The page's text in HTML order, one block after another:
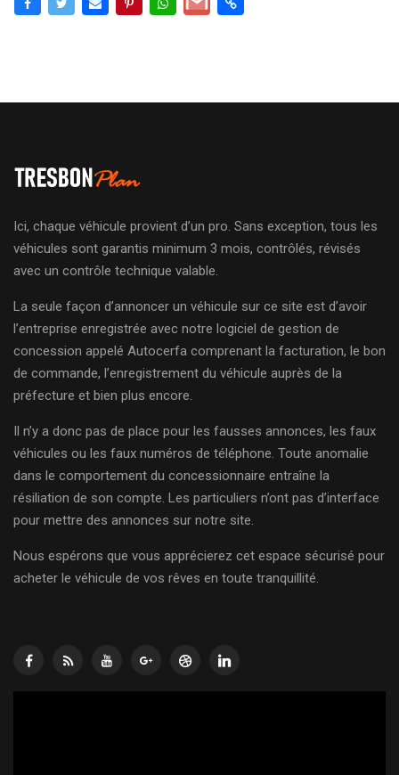
Ici, chaque véhicule provient d’un pro. Sans exception, tous les
véhicules sont garantis minimum 3 mois, contrôlés, révisés
avec un contrôle technique valable.
La seule façon d’annoncer un véhicule sur ce site est d’avoir
l’entreprise enregistrée avec notre logiciel de gestion de
concession appelé Autocerfa comprenant la facturation, le bon
de commande, l’enregistrement du véhicule auprès de la
préfecture et bien plus encore.
Il n’y a donc pas de place pour les fausses annonces, les faux
véhicules ou les faux numéros de téléphone. Toute anomalie
dans le comportement du concessionnaire entraîne la
résiliation de son compte. Les particuliers n’ont pas d’interface
pour mettre des annonces sur notre site.
Nous espérons que vous apprécierez cet espace sécurisé pour
acheter le véhicule de vos rêves en toute tranquillité.